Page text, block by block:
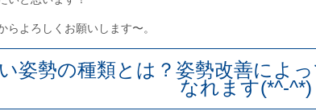
らよろしくお願いします〜。
姿勢の種類とは？姿勢改善によ
なれます(*^-^*)